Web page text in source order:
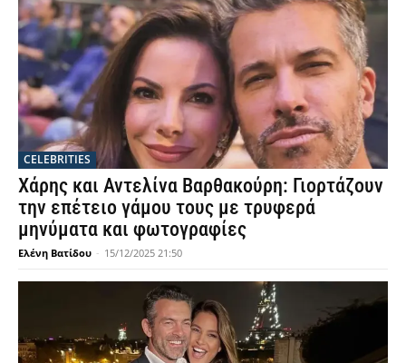
CELEBRITIES
Χάρης και Αντελίνα Βαρθακούρη: Γιορτάζουν
την επέτειο γάμου τους με τρυφερά
μηνύματα και φωτογραφίες
Ελένη Βατίδου - 15/12/2025 21:50